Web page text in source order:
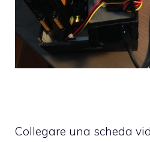
Collegare una scheda